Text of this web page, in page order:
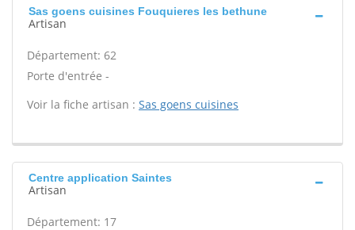
Sas goens cuisines Fouquieres les bethune
Artisan
Département: 62
Porte d'entrée -
Voir la fiche artisan : Sas goens cuisines
Centre application Saintes
Artisan
Département: 17